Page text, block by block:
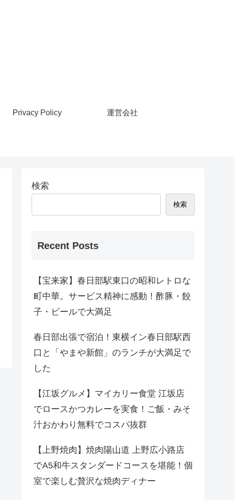
Privacy Policy 運営会社
検索
検索
Recent Posts
【宝来家】春日部駅東口の昭和レトロな
町中華。サービス精神に感動！酢豚・餃
子・ビールで大満足
春日部出張で宿泊！東横イン春日部駅西
口と「やまや新館」のランチが大満足で
した
【江坂グルメ】マイカリー食堂 江坂店
でロースかつカレーを実食！ご飯・みそ
汁おかわり無料でコスパ抜群
【上野焼肉】焼肉陽山道 上野広小路店
でA5和牛スタンダードコースを堪能！個
室で楽しむ贅沢な焼肉ディナー